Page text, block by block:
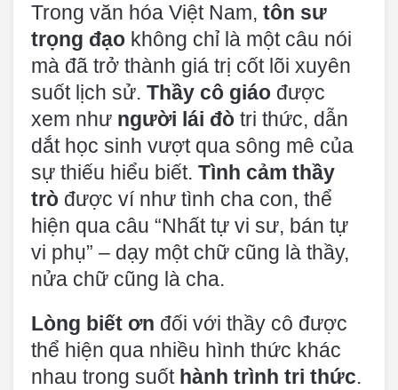
Trong văn hóa Việt Nam, tôn sư
trọng đạo không chỉ là một câu nói
mà đã trở thành giá trị cốt lõi xuyên
suốt lịch sử. Thầy cô giáo được
xem như người lái đò tri thức, dẫn
dắt học sinh vượt qua sông mê của
sự thiếu hiểu biết. Tình cảm thầy
trò được ví như tình cha con, thể
hiện qua câu “Nhất tự vi sư, bán tự
vi phụ” – dạy một chữ cũng là thầy,
nửa chữ cũng là cha.
Lòng biết ơn đối với thầy cô được
thể hiện qua nhiều hình thức khác
nhau trong suốt hành trình tri thức.